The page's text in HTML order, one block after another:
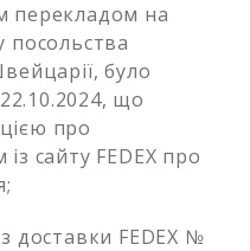
перекладом на
посольства
було
що
про
сайту FEDEX про
доставки FEDEX №